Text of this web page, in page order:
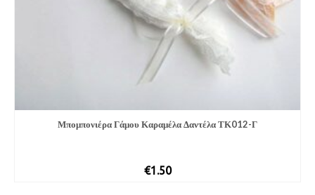
Μπομπονιέρα Γάμου Καραμέλα Δαντέλα ΤΚ012-Γ
€1.50